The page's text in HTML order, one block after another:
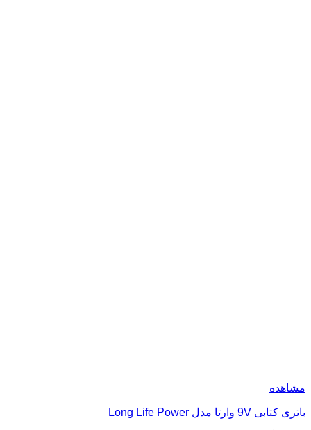
مشاهده
باتری کتابی 9V وارتا مدل Long Life Power